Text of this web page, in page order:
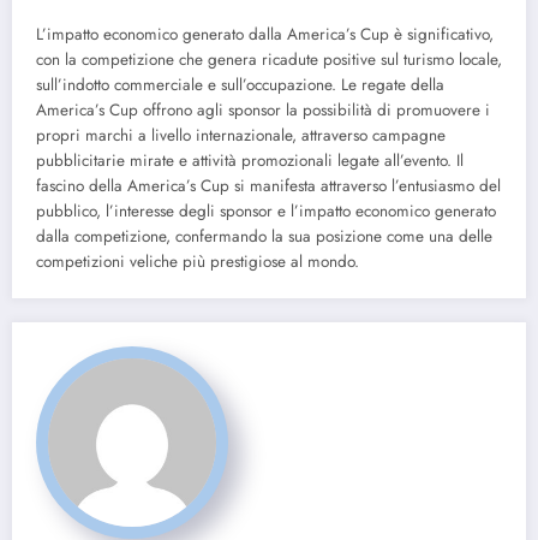
L’impatto economico generato dalla America’s Cup è significativo,
con la competizione che genera ricadute positive sul turismo locale,
sull’indotto commerciale e sull’occupazione. Le regate della
America’s Cup offrono agli sponsor la possibilità di promuovere i
propri marchi a livello internazionale, attraverso campagne
pubblicitarie mirate e attività promozionali legate all’evento. Il
fascino della America’s Cup si manifesta attraverso l’entusiasmo del
pubblico, l’interesse degli sponsor e l’impatto economico generato
dalla competizione, confermando la sua posizione come una delle
competizioni veliche più prestigiose al mondo.